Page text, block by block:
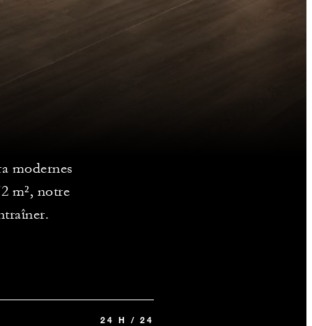
modernes
m², notre
24 H / 24